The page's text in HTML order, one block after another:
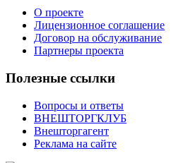
О проекте
Лицензионное соглашение
Договор на обслуживание
Партнеры проекта
Полезные ссылки
Вопросы и ответы
ВНЕШТОРГКЛУБ
Внешторгагент
Реклама на сайте